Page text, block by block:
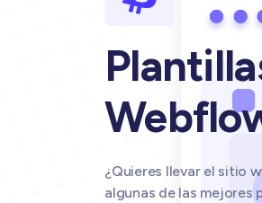
¿Quieres llevar el sitio
algunas de las mejores